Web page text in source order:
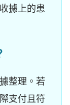
據上的患
整理。若
支付且符